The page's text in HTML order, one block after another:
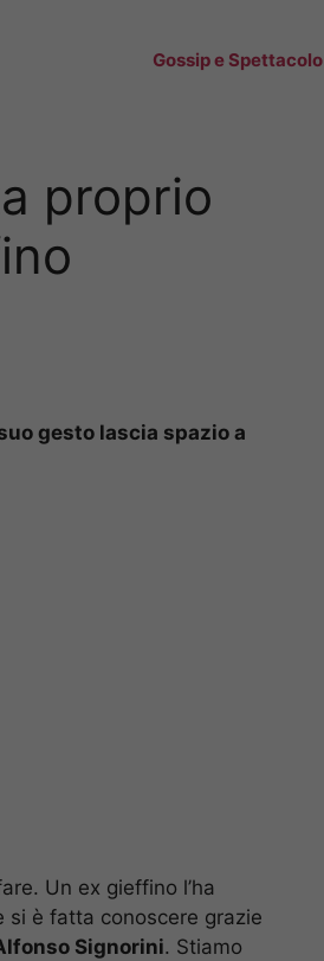
Gossip e Spettacolo
proprio
gesto lascia spazio a
Un ex gieffino l’ha
si è fatta conoscere grazie
Signorini. Stiamo